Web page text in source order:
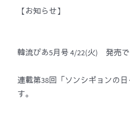
【お知らせ】
韓流ぴあ5月号 4/22(火) 発売で
連載第38回「ソンシギョンの
す。